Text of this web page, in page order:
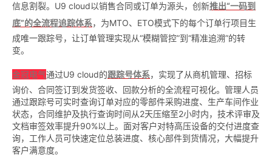
信息割裂。U9 cloud以销售合同或订单为源头，创新推出“一码到
底”的全流程追踪体系，为MTO、ETO模式下的每个订单行项目生
成唯一跟踪号，让订单管理实现从“模糊管控”到“精准追溯”的转
变。
金冠电气通过U9 cloud的跟踪号体系，实现了从商机管理、招标
询价、合同签订到发货签收、回款分析的全流程可视化。管理人员
通过跟踪号可实时查询订单对应的零部件采购进度、生产车间作业
状态，合同维护及执行查询时间从2天压缩至2小时内，技术评审及
文档审签效率提升90%以上。面对客户对特高压设备的交付进度查
询，工作人员可快速定位总装进度、核心部件到货情况，大幅提升
客户满意度。